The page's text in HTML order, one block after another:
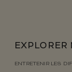
ENTRETENIR LES